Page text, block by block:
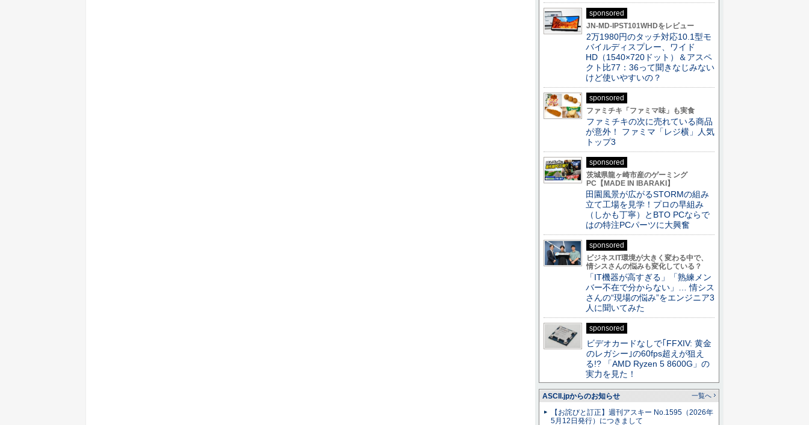
sponsored
JN-MD-IPST101WHDをレビュー
2万1980円のタッチ対応10.1型モ
バイルディスプレー、ワイド
HD（1540×720ドット）＆アスペ
クト比77：36って聞きなじみない
けど使いやすいの？
sponsored
ファミチキ「ファミマ味」も実食
ファミチキの次に売れている商品
が意外！ ファミマ「レジ横」人気
トップ3
sponsored
茨城県龍ヶ崎市産のゲーミング
PC【MADE IN IBARAKI】
田園風景が広がるSTORMの組み
立て工場を見学！プロの早組み
（しかも丁寧）とBTO PCならで
はの特注PCパーツに大興奮
sponsored
ビジネスIT環境が大きく変わる中で、
情シスさんの悩みも変化している？
「IT機器が高すぎる」「熟練メン
バー不在で分からない」… 情シス
さんの“現場の悩み”をエンジニア3
人に聞いてみた
sponsored
ビデオカードなしで｢FFXIV: 黄金
のレガシー｣の60fps超えが狙え
る!? 「AMD Ryzen 5 8600G」の
実力を見た！
ASCII.jpからのお知らせ 一覧へ
【お詫びと訂正】週刊アスキー No.1595（2026年
5月12日発行）につきまして